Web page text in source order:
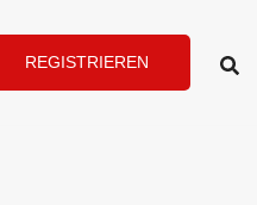
REGISTRIEREN